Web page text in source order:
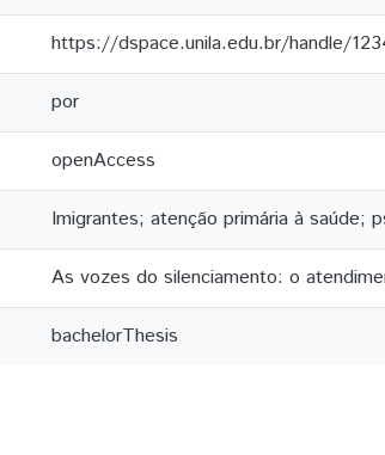
https://dspace.unila.edu.br/handle/
por
openAccess
Imigrantes; atenção primária à saúde;
As vozes do silenciamento: o
bachelorThesis